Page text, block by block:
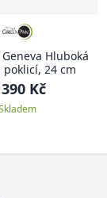
Hluboká
poklicí, 24 cm
Kč